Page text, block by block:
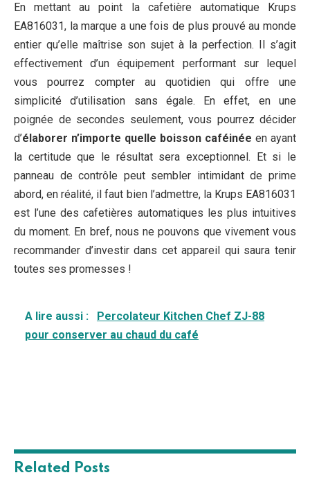
En mettant au point la cafetière automatique Krups
EA816031, la marque a une fois de plus prouvé au monde
entier qu’elle maîtrise son sujet à la perfection. Il s’agit
effectivement d’un équipement performant sur lequel
vous pourrez compter au quotidien qui offre une
simplicité d’utilisation sans égale. En effet, en une
poignée de secondes seulement, vous pourrez décider
d’élaborer n’importe quelle boisson caféinée en ayant
la certitude que le résultat sera exceptionnel. Et si le
panneau de contrôle peut sembler intimidant de prime
abord, en réalité, il faut bien l’admettre, la Krups EA816031
est l’une des cafetières automatiques les plus intuitives
du moment. En bref, nous ne pouvons que vivement vous
recommander d’investir dans cet appareil qui saura tenir
toutes ses promesses !
A lire aussi :
Percolateur Kitchen Chef ZJ-88
pour conserver au chaud du café
Related Posts